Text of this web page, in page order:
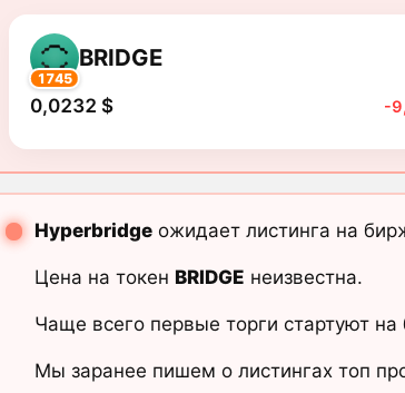
1745
BRIDGE
0,0232 $ -
Hyperbridgeожидает листинга на
Цена на токен BRIDGE неизвестна.
Чаще всего первые торги стартуют
Мы заранее пишем о листингах топ